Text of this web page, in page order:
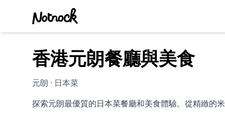
香港元朗餐廳與美食
元朗 · 日本菜
探索元朗最優質的日本菜餐廳和美食體驗。從精緻的